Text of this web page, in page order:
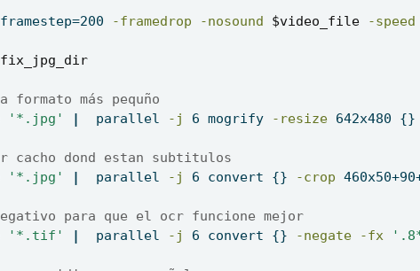
framestep=200 -framedrop -nosound $video_file -speed
formato más pequño
'*.jpg' | parallel -j 6 mogrify -resize 642x480 {}
cacho dond estan subtitulos
'*.jpg' | parallel -j 6 convert {} -crop
para que el ocr funcione mejor
'*.tif' | parallel -j 6 convert {} -negate -fx